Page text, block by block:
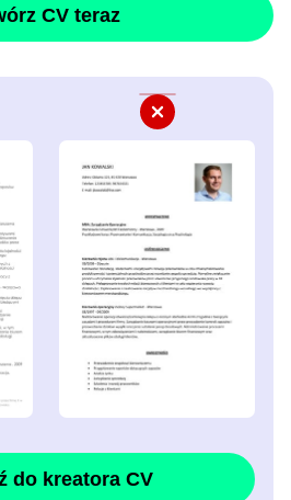
CV teraz
do kreatora CV